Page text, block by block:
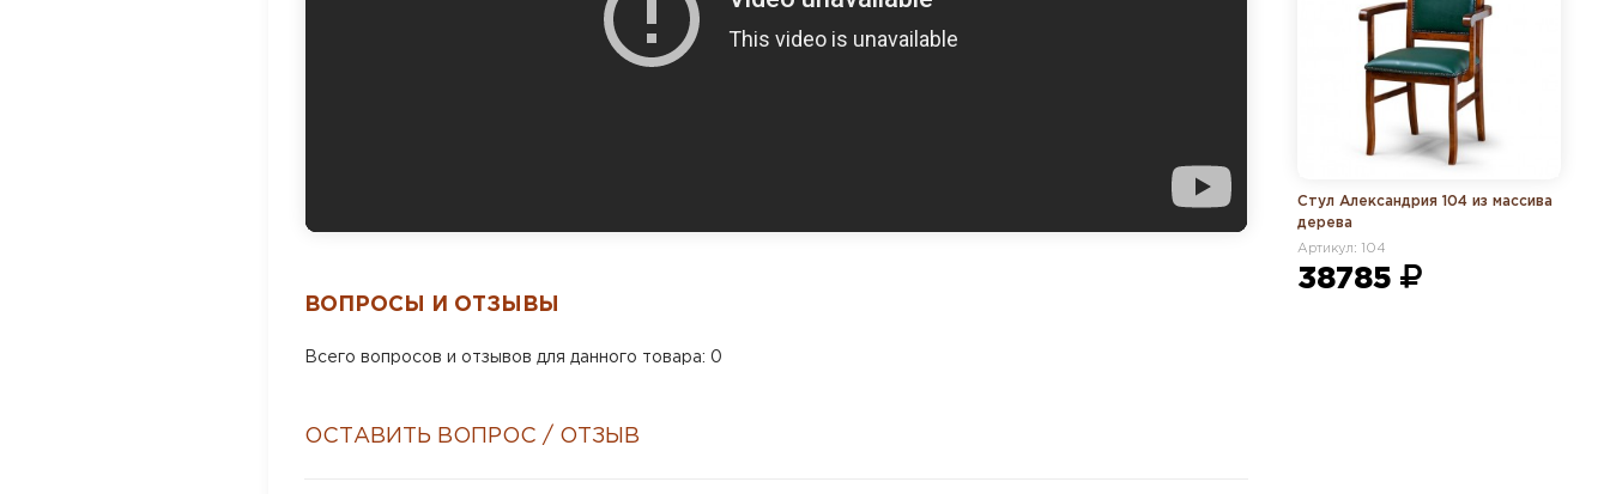
ВОПРОСЫ И ОТЗЫВЫ
Всего вопросов и отзывов для данного товара: 0
ОСТАВИТЬ ВОПРОС / ОТЗЫВ
Стул Александрия 104 из массива
дерева
Артикул: 104
38785